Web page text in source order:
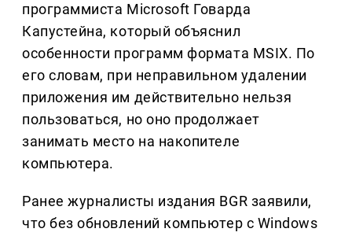
программиста Microsoft Говарда
Капустейна, который объяснил
особенности программ формата MSIX. По
его словам, при неправильном удалении
приложения им действительно нельзя
пользоваться, но оно продолжает
занимать место на накопителе
компьютера.
Ранее журналисты издания BGR заявили,
что без обновлений компьютер с Windows